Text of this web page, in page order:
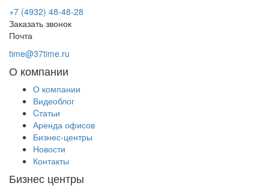
+7 (4932) 48-48-28
Заказать звонок
Почта
time@37time.ru
О компании
О компании
Видеоблог
Cтатьи
Аренда офисов
Бизнес-центры
Новости
Контакты
Бизнес центры